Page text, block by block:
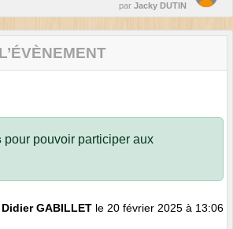
par Jacky DUTIN
pour pouvoir participer aux
Didier GABILLET le 20 février 2025 à 13:06